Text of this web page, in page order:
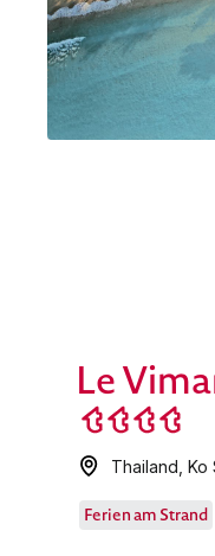
Le
Thailand ,Ko
Ferien am Strand